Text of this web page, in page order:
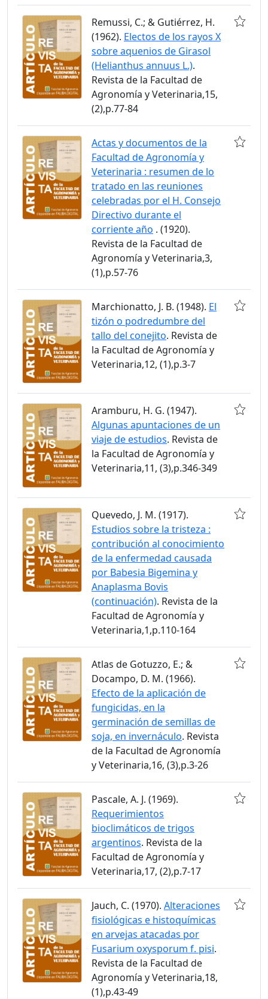
Remussi, C.; & Gutiérrez, H.
(1962). Electos de los rayos X
sobre aquenios de Girasol
(Helianthus annuus L.).
Revista de la Facultad de
Agronomía y Veterinaria,15,
(2),p.77-84
Actas y documentos de la
Facultad de Agronomía y
Veterinaria : resumen de lo
tratado en las reuniones
celebradas por el H. Consejo
Directivo durante el
corriente año . (1920).
Revista de la Facultad de
Agronomía y Veterinaria,3,
(1),p.57-76
Marchionatto, J. B. (1948). El
tizón o podredumbre del
tallo del conejito. Revista de
la Facultad de Agronomía y
Veterinaria,12, (1),p.3-7
Aramburu, H. G. (1947).
Algunas apuntaciones de un
viaje de estudios. Revista de
la Facultad de Agronomía y
Veterinaria,11, (3),p.346-349
Quevedo, J. M. (1917).
Estudios sobre la tristeza :
contribución al conocimiento
de la enfermedad causada
por Babesia Bigemina y
Anaplasma Bovis
(continuación). Revista de la
Facultad de Agronomía y
Veterinaria,1,p.110-164
Atlas de Gotuzzo, E.; &
Docampo, D. M. (1966).
Efecto de la aplicación de
fungicidas, en la
germinación de semillas de
soja, en invernáculo. Revista
de la Facultad de Agronomía
y Veterinaria,16, (3),p.3-26
Pascale, A. J. (1969).
Requerimientos
bioclimáticos de trigos
argentinos. Revista de la
Facultad de Agronomía y
Veterinaria,17, (2),p.7-17
Jauch, C. (1970). Alteraciones
fisiológicas e histoquímicas
en arvejas atacadas por
Fusarium oxysporum f. pisi.
Revista de la Facultad de
Agronomía y Veterinaria,18,
(1),p.43-49